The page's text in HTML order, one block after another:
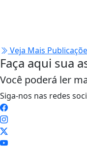
Veja Mais
Faça aqui sua
Você poderá ler
Siga-nos nas redes